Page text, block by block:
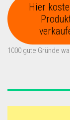
Hier
1000 gute Gründe